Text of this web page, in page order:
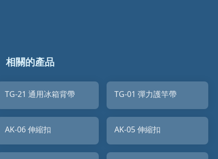
相關的產品
TG-21 通用冰箱背帶 TG-01 彈力護竿帶
AK-06 伸縮扣 AK-05 伸縮扣